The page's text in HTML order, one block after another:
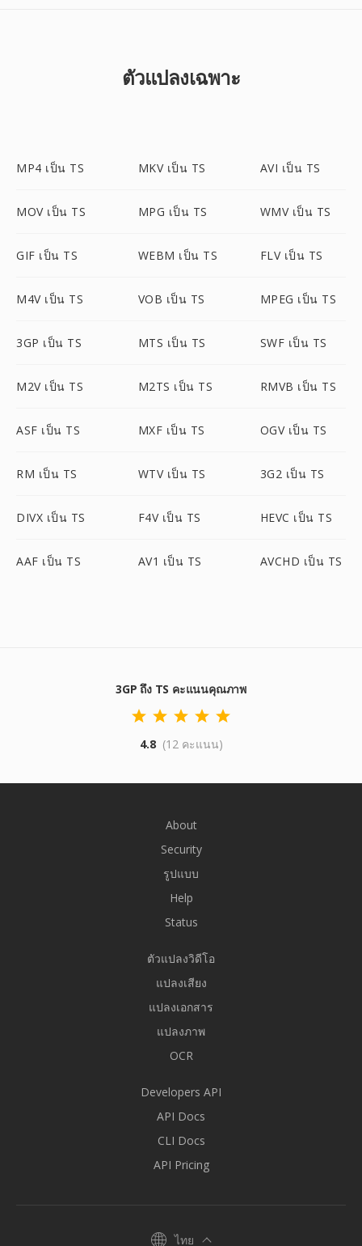
ตัวแปลงเฉพาะ
MP4 เป็น TS MKV เป็น TS AVI เป็น TS
MOV เป็น TS MPG เป็น TS WMV เป็น TS
GIF เป็น TS WEBM เป็น TS FLV เป็น TS
M4V เป็น TS VOB เป็น TS MPEG เป็น TS
3GP เป็น TS MTS เป็น TS SWF เป็น TS
M2V เป็น TS M2TS เป็น TS RMVB เป็น TS
ASF เป็น TS MXF เป็น TS OGV เป็น TS
RM เป็น TS WTV เป็น TS 3G2 เป็น TS
DIVX เป็น TS F4V เป็น TS HEVC เป็น TS
AAF เป็น TS AV1 เป็น TS AVCHD เป็น TS
3GP ถึง TS คะแนนคุณภาพ
4.8 (12 คะแนน)
About
Security
รูปแบบ
Help
Status
ตัวแปลงวิดีโอ
แปลงเสียง
แปลงเอกสาร
แปลงภาพ
OCR
Developers API
API Docs
CLI Docs
API Pricing
ไทย